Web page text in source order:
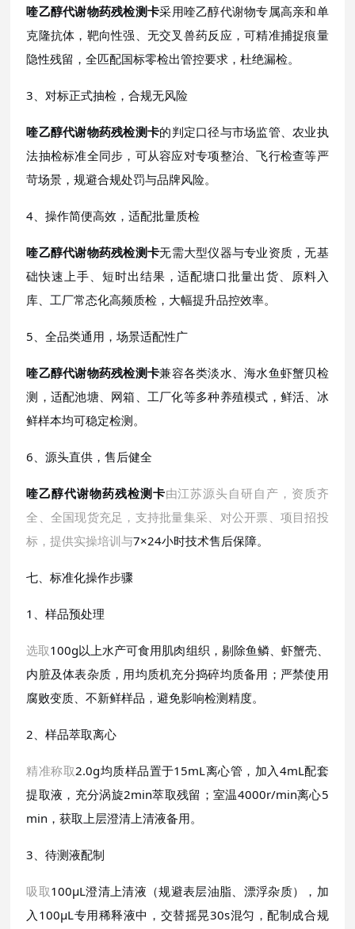
喹乙醇代谢物药残检测卡采用喹乙醇代谢物专属高亲和单
克隆抗体，靶向性强、无交叉兽药反应，可精准捕捉痕量
隐性残留，全匹配国标零检出管控要求，杜绝漏检。
3、对标正式抽检，合规无风险
喹乙醇代谢物药残检测卡的判定口径与市场监管、农业执
法抽检标准全同步，可从容应对专项整治、飞行检查等严
苛场景，规避合规处罚与品牌风险。
4、操作简便高效，适配批量质检
喹乙醇代谢物药残检测卡无需大型仪器与专业资质，无基
础快速上手、短时出结果，适配塘口批量出货、原料入
库、工厂常态化高频质检，大幅提升品控效率。
5、全品类通用，场景适配性广
喹乙醇代谢物药残检测卡兼容各类淡水、海水鱼虾蟹贝检
测，适配池塘、网箱、工厂化等多种养殖模式，鲜活、冰
鲜样本均可稳定检测。
6、源头直供，售后健全
喹乙醇代谢物药残检测卡由江苏源头自研自产，资质齐
全、全国现货充足，支持批量集采、对公开票、项目招投
标，提供实操培训与7×24小时技术售后保障。
七、标准化操作步骤
1、样品预处理
选取100g以上水产可食用肌肉组织，剔除鱼鳞、虾蟹壳、
内脏及体表杂质，用均质机充分捣碎均质备用；严禁使用
腐败变质、不新鲜样品，避免影响检测精度。
2、样品萃取离心
精准称取2.0g均质样品置于15mL离心管，加入4mL配套
提取液，充分涡旋2min萃取残留；室温4000r/min离心5
min，获取上层澄清上清液备用。
3、待测液配制
吸取100μL澄清上清液（规避表层油脂、漂浮杂质），加
入100μL专用稀释液中，交替摇晃30s混匀，配制成合规